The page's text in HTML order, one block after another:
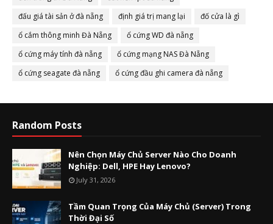
đấu giá tài sản ở đà nẵng
định giá trị mang lại
đố cửa là gì
ổ cắm thông minh Đà Nẵng
ổ cứng WD đà nẵng
ổ cứng máy tính đà nẵng
ổ cứng mạng NAS Đà Nẵng
ổ cứng seagate đà nẵng
ổ cứng đầu ghi camera đà nẵng
Random Posts
Nên Chọn Máy Chủ Server Nào Cho Doanh
Nghiệp: Dell, HPE Hay Lenovo?
July 31, 2026
Tầm Quan Trọng Của Máy Chủ (Server) Trong
Thời Đại Số